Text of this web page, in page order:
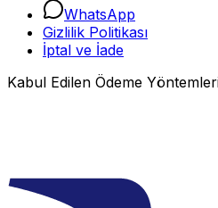
WhatsApp
Gizlilik Politikası
İptal ve İade
Kabul Edilen Ödeme